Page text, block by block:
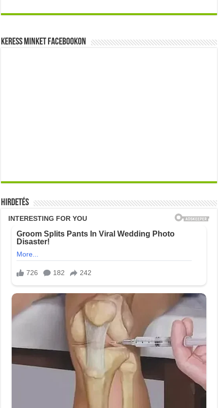
Keress minket Facebookon
Hirdetés